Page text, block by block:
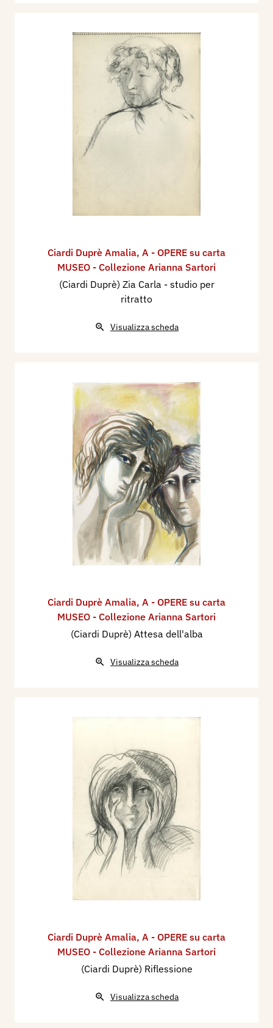
Ciardi Duprè Amalia, A - OPERE su carta
MUSEO - Collezione Arianna Sartori
(Ciardi Duprè) Zia Carla - studio per
ritratto
Visualizza scheda
Ciardi Duprè Amalia, A - OPERE su carta
MUSEO - Collezione Arianna Sartori
(Ciardi Duprè) Attesa dell'alba
Visualizza scheda
Ciardi Duprè Amalia, A - OPERE su carta
MUSEO - Collezione Arianna Sartori
(Ciardi Duprè) Riflessione
Visualizza scheda